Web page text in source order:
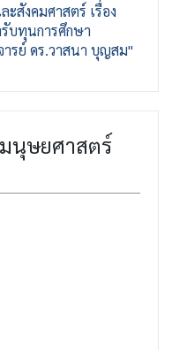
สังคมศาสตร์ เรื่อง
รับทุนการศึกษา
รย์ ดร.วาสนา บุญสม"
นุษยศาสตร์